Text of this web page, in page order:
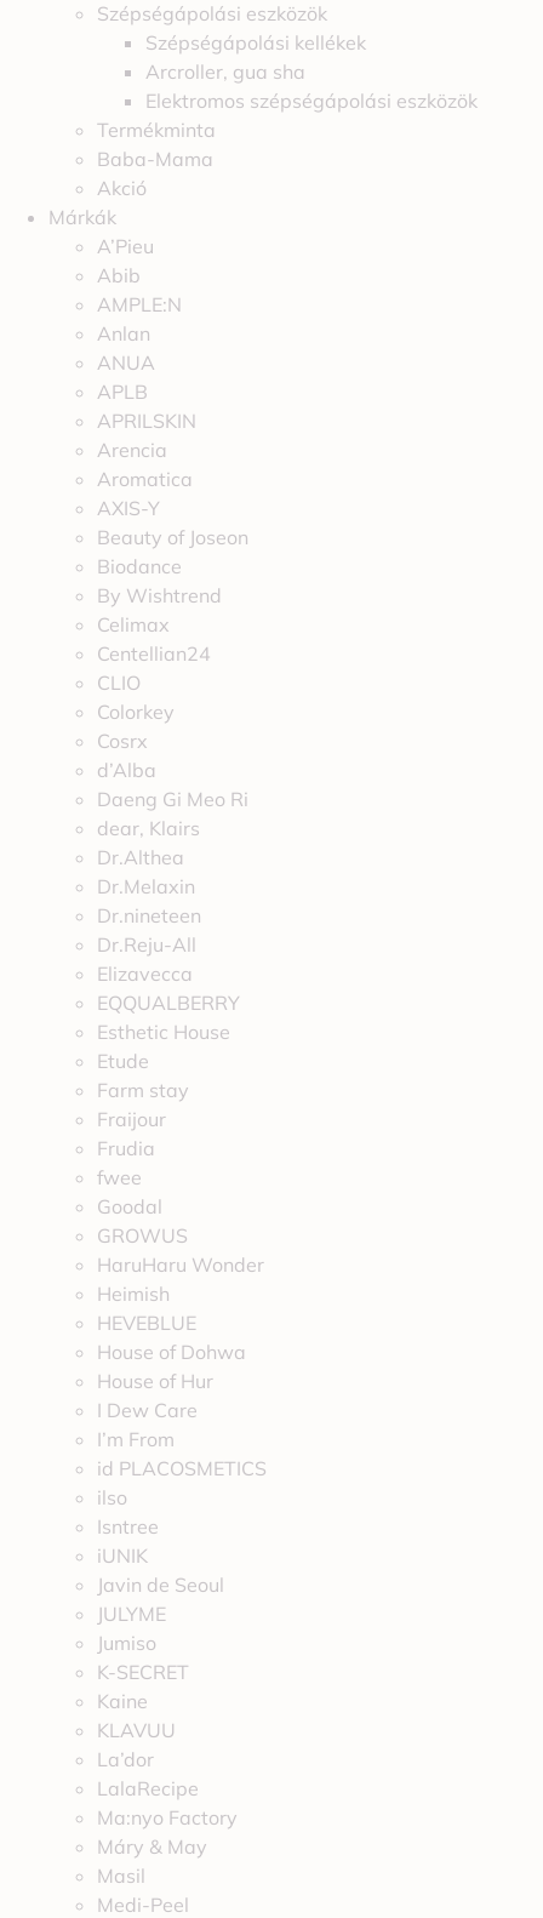
Szépségápolási eszközök
Szépségápolási kellékek
Arcroller, gua sha
Elektromos szépségápolási eszközök
Termékminta
Baba-Mama
Akció
Márkák
A’Pieu
Abib
AMPLE:N
Anlan
ANUA
APLB
APRILSKIN
Arencia
Aromatica
AXIS-Y
Beauty of Joseon
Biodance
By Wishtrend
Celimax
Centellian24
CLIO
Colorkey
Cosrx
d’Alba
Daeng Gi Meo Ri
dear, Klairs
Dr.Althea
Dr.Melaxin
Dr.nineteen
Dr.Reju-All
Elizavecca
EQQUALBERRY
Esthetic House
Etude
Farm stay
Fraijour
Frudia
fwee
Goodal
GROWUS
HaruHaru Wonder
Heimish
HEVEBLUE
House of Dohwa
House of Hur
I Dew Care
I’m From
id PLACOSMETICS
ilso
Isntree
iUNIK
Javin de Seoul
JULYME
Jumiso
K-SECRET
Kaine
KLAVUU
La’dor
LalaRecipe
Ma:nyo Factory
Máry & May
Masil
Medi-Peel